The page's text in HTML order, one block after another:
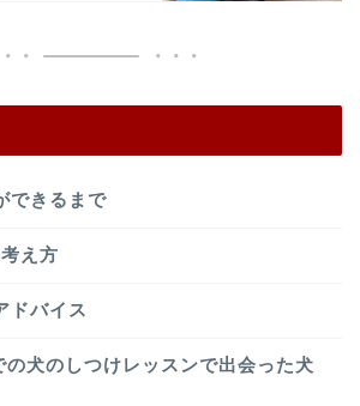
できるまで
え方
ドバイス
犬のしつけレッスンで出会った犬